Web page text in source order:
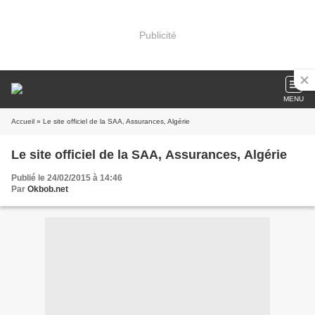
Publicité
MENU
Accueil » Le site officiel de la SAA, Assurances, Algérie
Le site officiel de la SAA, Assurances, Algérie
Publié le 24/02/2015 à 14:46
Par Okbob.net